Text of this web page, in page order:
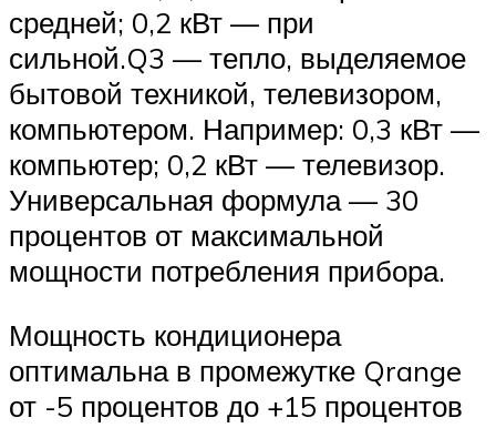
средней; 0,2 кВт — при
сильной.Q3 — тепло, выделяемое
бытовой техникой, телевизором,
компьютером. Например: 0,3 кВт —
компьютер; 0,2 кВт — телевизор.
Универсальная формула — 30
процентов от максимальной
мощности потребления прибора.
Мощность кондиционера
оптимальна в промежутке Qrange
от -5 процентов до +15 процентов